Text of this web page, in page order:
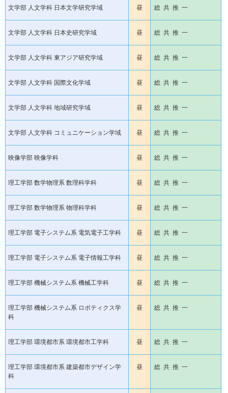
文学部 人文学科 日本文学研究学域 昼 総 共 推 一
文学部 人文学科 日本史研究学域 昼 総 共 推 一
文学部 人文学科 東アジア研究学域 昼 総 共 推 一
文学部 人文学科 国際文化学域 昼 総 共 推 一
文学部 人文学科 地域研究学域 昼 総 共 推 一
文学部 人文学科 コミュニケーション学域 昼 総 共 推 一
映像学部 映像学科 昼 総 共 推 一
理工学部 数学物理系 数理科学科 昼 総 共 推 一
理工学部 数学物理系 物理科学科 昼 総 共 推 一
理工学部 電子システム系 電気電子工学科 昼 総 共 推 一
理工学部 電子システム系 電子情報工学科 昼 総 共 推 一
理工学部 機械システム系 機械工学科 昼 総 共 推 一
理工学部 機械システム系 ロボティクス学
科
昼 総 共 推 一
理工学部 環境都市系 環境都市工学科 昼 総 共 推 一
理工学部 環境都市系 建築都市デザイン学
科
昼 総 共 推 一